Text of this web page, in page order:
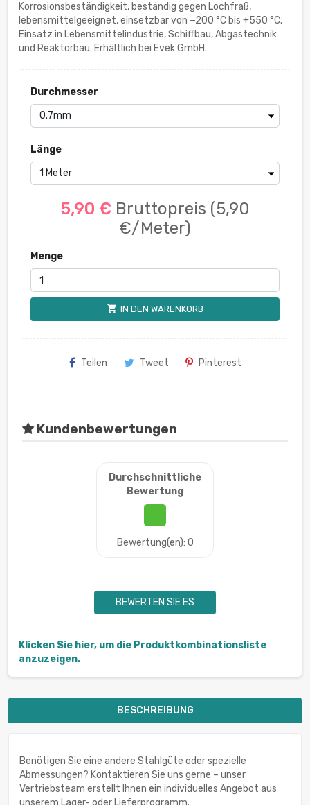
Korrosionsbeständigkeit, beständig gegen Lochfraß,
lebensmittelgeeignet, einsetzbar von −200 °C bis +550 °C.
Einsatz in Lebensmittelindustrie, Schiffbau, Abgastechnik
und Reaktorbau. Erhältlich bei Evek GmbH.
Durchmesser
Länge
5,90 € Bruttopreis (5,90
€/Meter)
Menge
shopping_cart IN DEN WARENKORB
Teilen Tweet Pinterest
Kundenbewertungen
Durchschnittliche
Bewertung
Bewertung(en): 0
BEWERTEN SIE ES
Klicken Sie hier, um die Produktkombinationsliste
anzuzeigen.
BESCHREIBUNG
Benötigen Sie eine andere Stahlgüte oder spezielle
Abmessungen? Kontaktieren Sie uns gerne – unser
Vertriebsteam erstellt Ihnen ein individuelles Angebot aus